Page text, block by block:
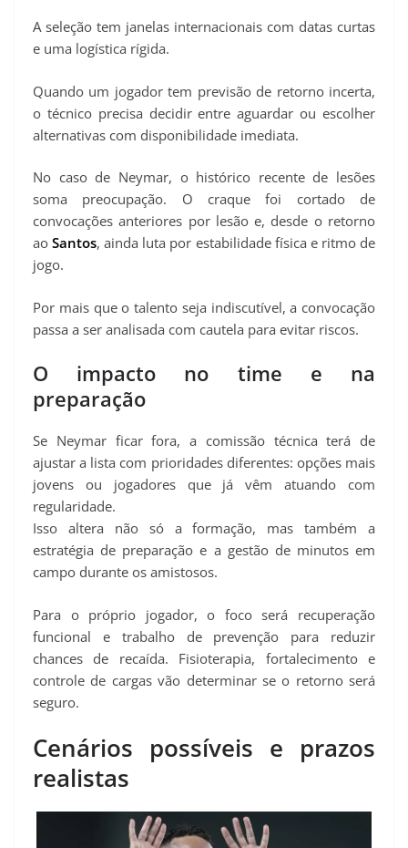
A seleção tem janelas internacionais com datas curtas
e uma logística rígida.
Quando um jogador tem previsão de retorno incerta,
o técnico precisa decidir entre aguardar ou escolher
alternativas com disponibilidade imediata.
No caso de Neymar, o histórico recente de lesões
soma preocupação. O craque foi cortado de
convocações anteriores por lesão e, desde o retorno
aoSantos, ainda luta por estabilidade física e ritmo de
jogo.
Por mais que o talento seja indiscutível, a convocação
passa a ser analisada com cautela para evitar riscos.
O impacto no time e na
preparação
Se Neymar ficar fora, a comissão técnica terá de
ajustar a lista com prioridades diferentes: opções mais
jovens ou jogadores que já vêm atuando com
regularidade.
Isso altera não só a formação, mas também a
estratégia de preparação e a gestão de minutos em
campo durante os amistosos.
Para o próprio jogador, o foco será recuperação
funcional e trabalho de prevenção para reduzir
chances de recaída. Fisioterapia, fortalecimento e
controle de cargas vão determinar se o retorno será
seguro.
Cenários possíveis e prazos
realistas